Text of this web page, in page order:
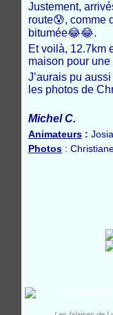
Justement,
route😰, comme
bitumée😂😂.
Et voilà, 12.7km
maison pour
J’aurais pu
les photos de
Michel C.
Animateurs :
Photos :